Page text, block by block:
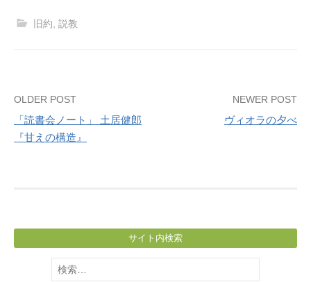
旧約 説教
Post
navigation
OLDER POST
「読書会ノート」 土居健郎
『甘えの構造』
NEWER POST
ヴィオラの夕べ
サイト内検索
検
索: